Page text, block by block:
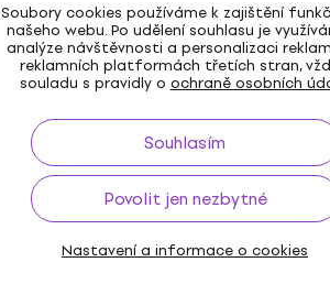
Soubory cookies používáme k zajištění
našeho webu. Po udělení souhlasu je
analýze návštěvnosti a personalizaci
reklamních platformách třetích stran,
souladu s pravidly o ochraně osobních
Souhlasím
Povolit jen nezbytné
Nastavení a informace o cookies